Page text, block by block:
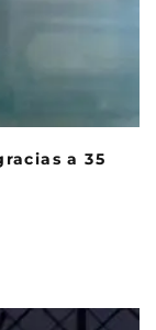
a 35